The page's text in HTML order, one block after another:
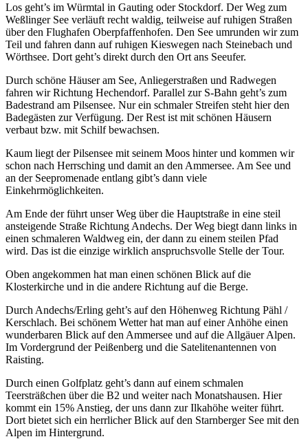
Los geht’s im Würmtal in Gauting oder Stockdorf. Der Weg zum
Weßlinger See verläuft recht waldig, teilweise auf ruhigen Straßen
über den Flughafen Oberpfaffenhofen. Den See umrunden wir zum
Teil und fahren dann auf ruhigen Kieswegen nach Steinebach und
Wörthsee. Dort geht’s direkt durch den Ort ans Seeufer.
Durch schöne Häuser am See, Anliegerstraßen und Radwegen
fahren wir Richtung Hechendorf. Parallel zur S-Bahn geht’s zum
Badestrand am Pilsensee. Nur ein schmaler Streifen steht hier den
Badegästen zur Verfügung. Der Rest ist mit schönen Häusern
verbaut bzw. mit Schilf bewachsen.
Kaum liegt der Pilsensee mit seinem Moos hinter und kommen wir
schon nach Herrsching und damit an den Ammersee. Am See und
an der Seepromenade entlang gibt’s dann viele
Einkehrmöglichkeiten.
Am Ende der führt unser Weg über die Hauptstraße in eine steil
ansteigende Straße Richtung Andechs. Der Weg biegt dann links in
einen schmaleren Waldweg ein, der dann zu einem steilen Pfad
wird. Das ist die einzige wirklich anspruchsvolle Stelle der Tour.
Oben angekommen hat man einen schönen Blick auf die
Klosterkirche und in die andere Richtung auf die Berge.
Durch Andechs/Erling geht’s auf den Höhenweg Richtung Pähl /
Kerschlach. Bei schönem Wetter hat man auf einer Anhöhe einen
wunderbaren Blick auf den Ammersee und auf die Allgäuer Alpen.
Im Vordergrund der Peißenberg und die Satelitenantennen von
Raisting.
Durch einen Golfplatz geht’s dann auf einem schmalen
Teersträßchen über die B2 und weiter nach Monatshausen. Hier
kommt ein 15% Anstieg, der uns dann zur Ilkahöhe weiter führt.
Dort bietet sich ein herrlicher Blick auf den Starnberger See mit den
Alpen im Hintergrund.